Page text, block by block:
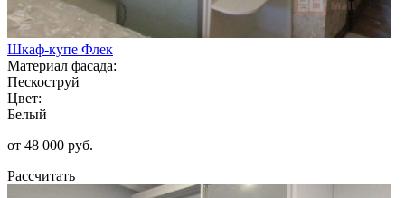
Шкаф-купе Флек
Материал фасада:
Пескоструй
Цвет:
Белый
от 48 000 руб.
Рассчитать